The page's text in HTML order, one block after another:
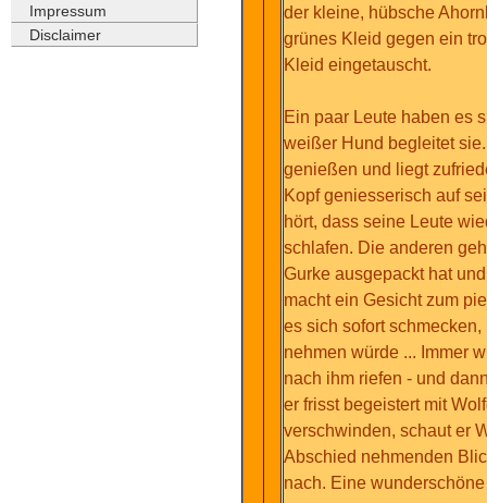
Impressum
Disclaimer
der kleine, hübsche
grünes Kleid gegen ein
Kleid eingetauscht.
Ein paar Leute haben es
weißer Hund begleitet
genießen und liegt
Kopf geniesserisch auf
hört, dass seine Leute
schlafen. Die anderen
Gurke ausgepackt hat
macht ein Gesicht zum
es sich sofort
nehmen würde ... Immer
nach ihm riefen - und
er frisst begeistert mit
verschwinden, schaut er
Abschied nehmenden
nach. Eine